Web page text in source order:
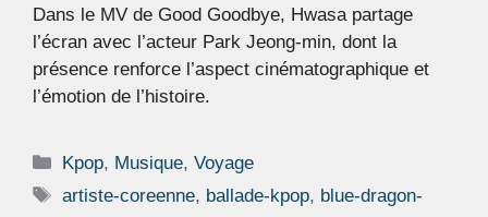
Dans le MV de Good Goodbye, Hwasa partage
l’écran avec l’acteur Park Jeong-min, dont la
présence renforce l’aspect cinématographique et
l’émotion de l’histoire.
Catégories
Kpop, Musique,Voyage
Étiquettes
artiste-coreenne, ballade-kpop, blue-dragon-